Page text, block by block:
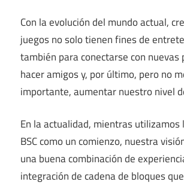
Con la evolución del mundo actual,
juegos no solo tienen fines de
también para conectarse con nuevas
hacer amigos y, por último, pero no
importante, aumentar nuestro nivel
En la actualidad, mientras utilizamos
BSC como un comienzo, nuestra
una buena combinación de
integración de cadena de bloques